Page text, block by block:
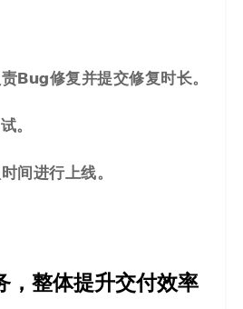
Bug修复并提交修复时长。
。
间进行上线。
，整体提升交付效率